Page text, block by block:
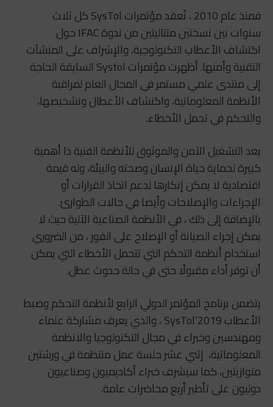
فمنذ عام 2010 ، تُعقد مؤتمرات SysTol كل ثلاث
سنوات بين نسختين متتاليتين من ندوة IFAC حول
اكتشاف الأعطاب التكنولوجية، والإشراف على المنشآت
التقنية وأمنها. أظهرت مؤتمرات Systol السابقة الحاجة
إلى منتدى علمي مستمر في المجال العام لمراقبة
الأنظمة المعلوماتية، واكتشاف الأعطال وتشخيصها،
والتحكم في تحمل الأخطاء.
يعد التشغيل الآمن والموثوق للأنظمة الفنية ذا أهمية
كبيرة لحماية حياة الإنسان وصحته والبيئة، وله قيمة
اقتصادية لا يمكن إنكارها لدعم اتخاذ القرارات أو
الإجراءات والإصلاحات وأيضا في حالات الطوارئ.
بالإضافة إلى ذلك ، في الأنظمة الصناعية الآلية حيث لا
يمكن إجراء الصيانة أو الإصلاح على الفور ، من الضروري
استخدام أنظمة التحكم التي تتحمل الأخطاء التي يمكن
أن توفر أداء مقبولًا حتى في حالة حدوث عطل.
يتضمن برنامج المؤتمر الدولي الرابع لأنظمة التحكم وضبط
الأعطاب SysTol’2019 ، والذي يعرف مشاركة علماء
ومهندسين وخبراء في مجال التكنولوجيا والانظمة
المعلوماتية، إثني عشر جلسة عمل منتظمة في ورشتين
متوازيتين، كما سيشرف خبراء أكاديميون وصناعيون
دوليون على تأطير أربع محاضرات عامة.